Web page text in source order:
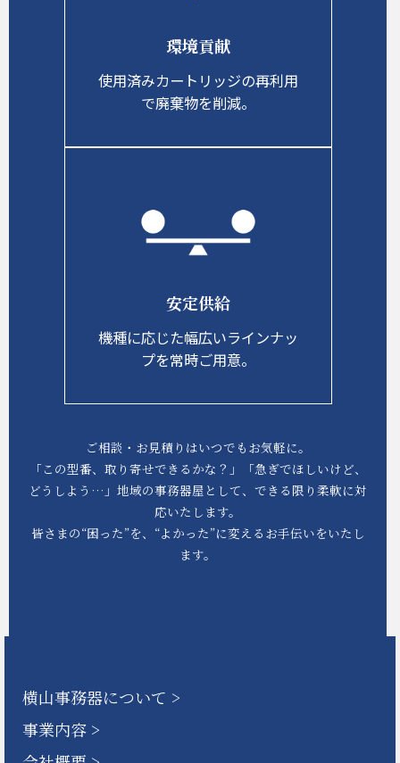
環境貢献
使用済みカートリッジの再利用
で廃棄物を削減。
安定供給
機種に応じた幅広いラインナッ
プを常時ご用意。
ご相談・お見積りはいつでもお気軽に。
「この型番、取り寄せできるかな？」「急ぎでほしいけど、
どうしよう…」地域の事務器屋として、できる限り柔軟に対
応いたします。
皆さまの“困った”を、“よかった”に変えるお手伝いをいたし
ます。
横山事務器について
事業内容